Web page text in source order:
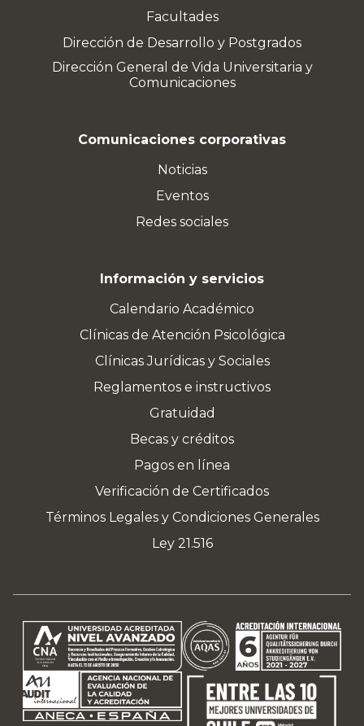
Facultades
Dirección de Desarrollo y Postgrados
Dirección General de Vida Universitaria y
Comunicaciones
Comunicaciones corporativas
Noticias
Eventos
Redes sociales
Información y servicios
Calendario Académico
Clínicas de Atención Psicológica
Clínicas Jurídicas y Sociales
Reglamentos e instructivos
Gratuidad
Becas y créditos
Pagos en línea
Verificación de Certificados
Términos Legales y Condiciones Generales
Ley 21.516